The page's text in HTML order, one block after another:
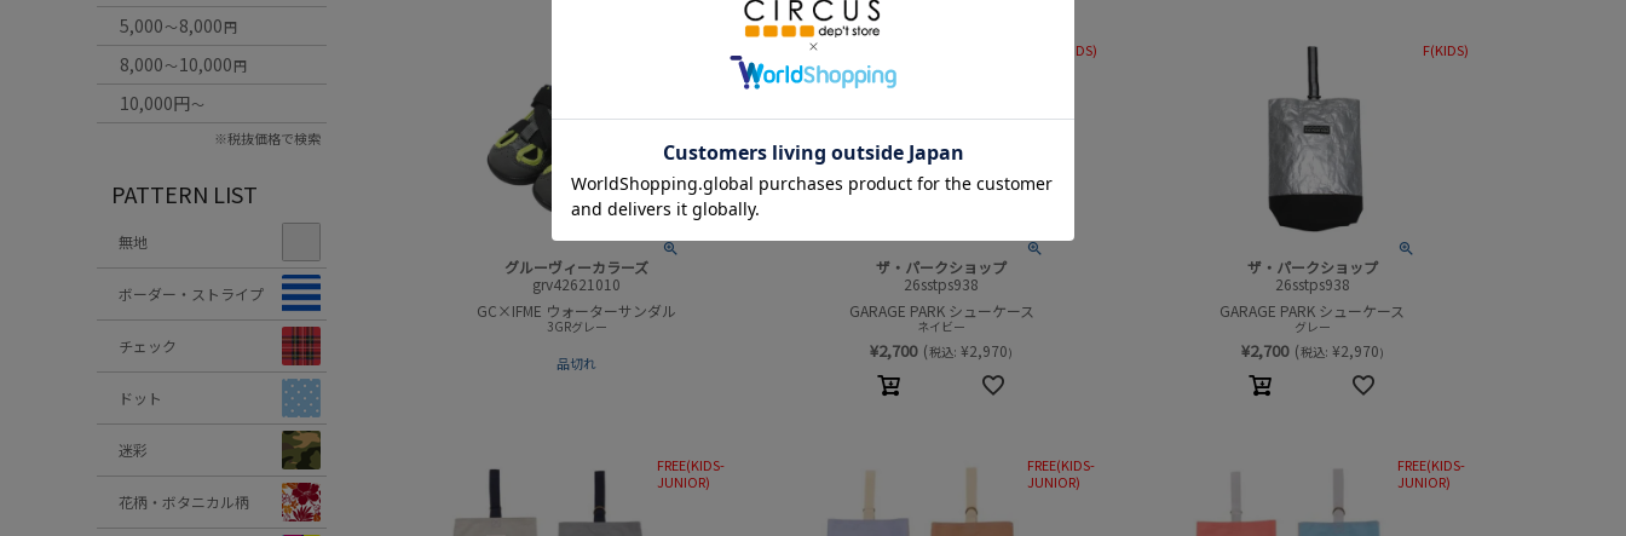
5,000～8,000円
8,000～10,000円
10,000円～
※税抜価格で検索
PATTERN LIST
無地
ボーダー・ストライプ
チェック
ドット
迷彩
花柄・ボタニカル柄
グルーヴィーカラーズ
grv42621010
GC×IFME ウォーターサンダル
3GRグレー
品切れ
20cm
21cm
ザ・パークショップ
26sstps938
GARAGE PARK シューケース
ネイビー
¥2,700 (税込: ¥2,970)
F(KIDS)
ザ・パークショップ
26sstps938
GARAGE PARK シューケース
グレー
¥2,700 (税込: ¥2,970)
F(KIDS)
FREE(KIDS-
JUNIOR)
FREE(KIDS-
JUNIOR)
FREE(KIDS-
JUNIOR)